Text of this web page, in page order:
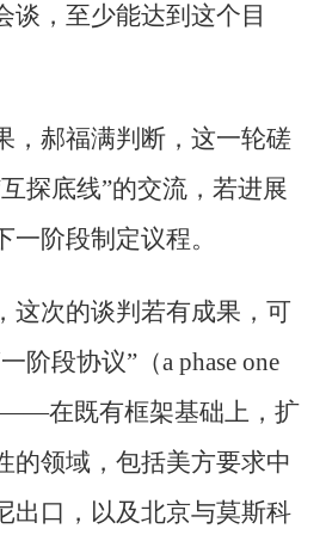
谈，至少能达到这个目
，郝福满判断，这一轮磋
探底线”的交流，若进展
阶段制定议程。
这次的谈判若有成果，可
阶段协议”（a phase one
——在既有框架基础上，扩
的领域，包括美方要求中
出口，以及北京与莫斯科